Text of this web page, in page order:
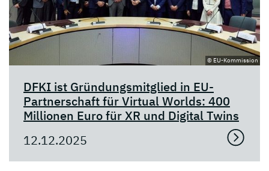
© EU-Kommission
DFKI ist Gründungsmitglied in EU-
Partnerschaft für Virtual Worlds: 400
Millionen Euro für XR und Digital Twins
12.12.2025